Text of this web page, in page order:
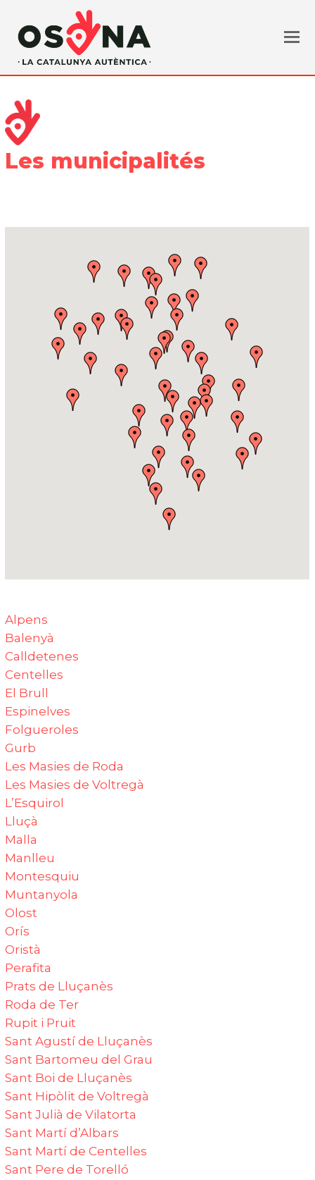
Les municipalités
Alpens‎
Balenyà
Calldetenes‎
Centelles‎
El Brull‎
Espinelves‎
Folgueroles‎
Gurb
Les Masies de Roda‎
Les Masies de Voltregà‎
L’Esquirol
Lluçà‎
Malla
Manlleu
Montesquiu‎
Muntanyola
Olost
Orís‎
Oristà
Perafita
Prats de Lluçanès
Roda de Ter
Rupit i Pruit
Sant Agustí de Lluçanès‎
Sant Bartomeu del Grau‎
Sant Boi de Lluçanès‎
Sant Hipòlit de Voltregà
Sant Julià de Vilatorta‎
Sant Martí d’Albars‎
Sant Martí de Centelles
Sant Pere de Torelló‎